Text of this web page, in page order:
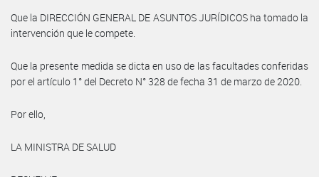
Que la DIRECCIÓN GENERAL DE ASUNTOS JURÍDICOS ha tomado la
intervención que le compete.
Que la presente medida se dicta en uso de las facultades conferidas
por el artículo 1° del Decreto N° 328 de fecha 31 de marzo de 2020.
Por ello,
LA MINISTRA DE SALUD